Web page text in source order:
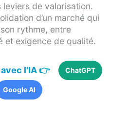
leviers de valorisation.
d’un marché qui
rythme, entre
et exigence de qualité.
l'IA 👉 ChatGPT
Google AI